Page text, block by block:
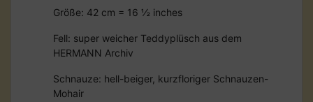
Größe: 42 cm = 16 ½ inches
Fell: super weicher Teddyplüsch aus dem
HERMANN Archiv
Schnauze: hell-beiger, kurzfloriger Schnauzen-
Mohair